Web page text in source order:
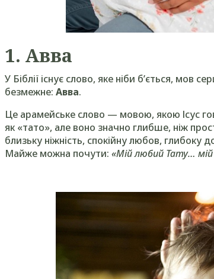
1. Авва
У Біблії існує слово, яке ніби б’ється, мов
безмежне:Авва.
Це арамейське слово — мовою, якою Ісус
як «тато», але воно значно глибше, ніж
близьку ніжність, спокійну любов,
Майже можна почути:«Мій любий Тату…